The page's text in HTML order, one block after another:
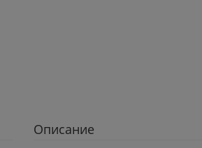
Описание